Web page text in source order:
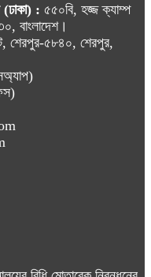
(ঢাকা) : ৫৫০বি, হজ্জ ক্যাম্প
বাংলাদেশ।
শেরপুর-৫৮৪০, শেরপুর,